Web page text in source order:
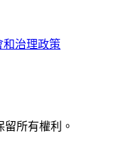
和治理政策
留所有權利。